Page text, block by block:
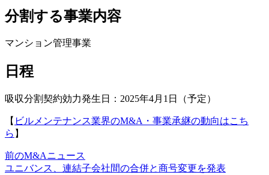
分割する事業内容
マンション管理事業
日程
吸収分割契約効力発生日：2025年4月1日（予定）
【 ビルメンテナンス業界のM&A・事業承継の動向はこち
ら 】
前のM&Aニュース
ユニバンス、連結子会社間の合併と商号変更を発表